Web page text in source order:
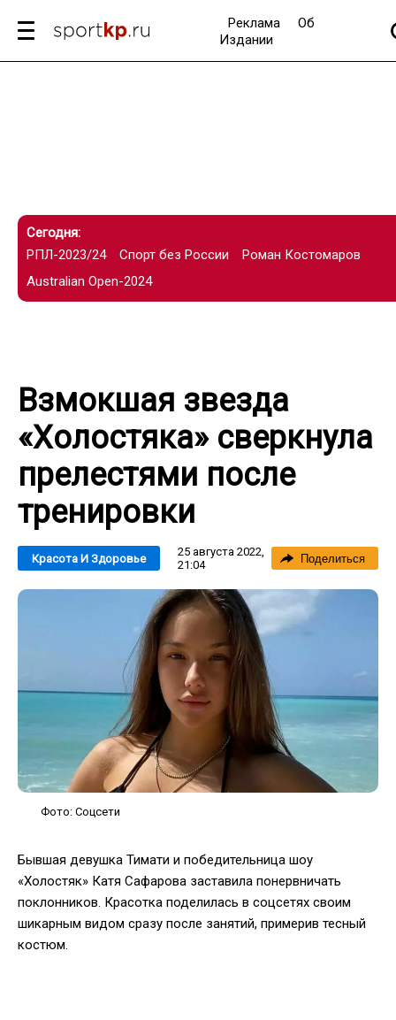
Реклама
Об
Издании
Сегодня:
РПЛ-2023/24
Спорт без России
Роман Костомаров
Australian Open-2024
Взмокшая звезда
«Холостяка» сверкнула
прелестями после
тренировки
Красота И Здоровье
25 августа 2022,
21:04
Поделиться
Фото: Соцсети
Бывшая девушка Тимати и победительница шоу
«Холостяк» Катя Сафарова заставила понервничать
поклонников. Красотка поделилась в соцсетях своим
шикарным видом сразу после занятий, примерив тесный
костюм.